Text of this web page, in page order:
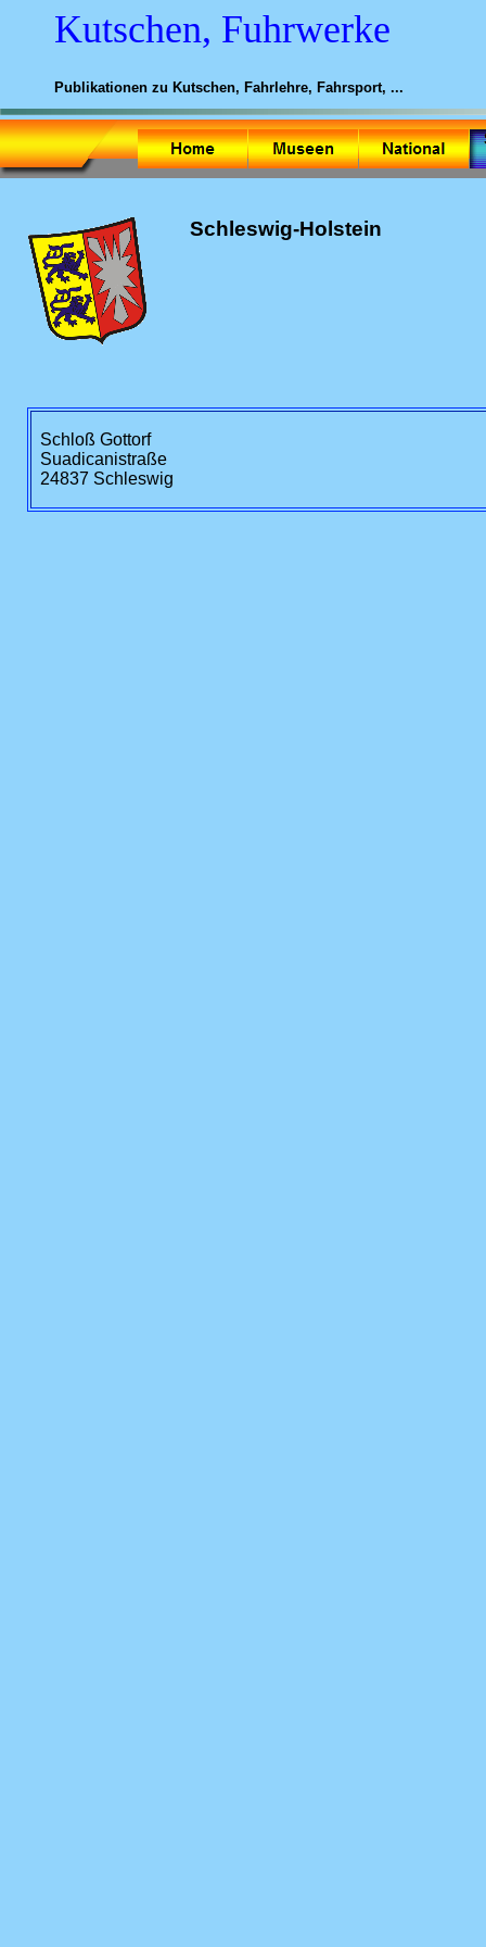
Kutschen, Fuhrwerke
Publikationen zu Kutschen, Fahrlehre, Fahrsport, ...
Schleswig-Holstein
Schloß Gottorf
Suadicanistraße
24837 Schleswig